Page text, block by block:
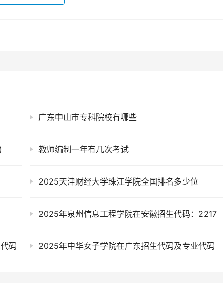
广东中山市专科院校有哪些
教师编制一年有几次考试
2025天津财经大学珠江学院全国排名多少位
2025年泉州信息工程学院在安徽招生代码：2217
码 2025年中华女子学院在广东招生代码及专业代码